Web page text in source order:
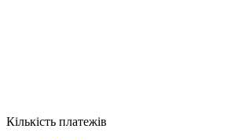
Кількість платежів